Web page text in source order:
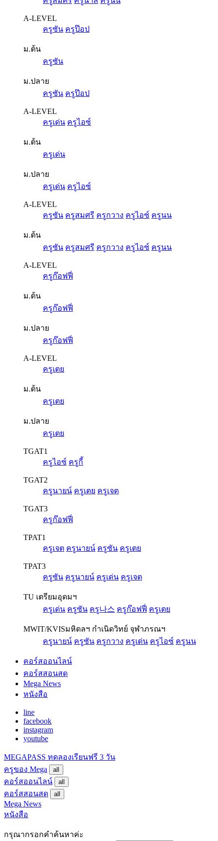
A-LEVEL
ครูซัน ครูป๊อป
ม.ต้น
ครูซัน
ม.ปลาย
ครูซัน ครูป๊อป
A-LEVEL
ครูเด่น ครูไอซ์
ม.ต้น
ครูเด่น
ม.ปลาย
ครูเด่น ครูไอซ์
A-LEVEL
ครูซัน ครูสมศรี ครูกวาง ครูไอซ์ ครูนน
ม.ต้น
ครูซัน ครูสมศรี ครูกวาง ครูไอซ์ ครูนน
A-LEVEL
ครูก๊อฟฟี่
ม.ต้น
ครูก๊อฟฟี่
ม.ปลาย
ครูก๊อฟฟี่
A-LEVEL
ครูเตย
ม.ต้น
ครูเตย
ม.ปลาย
ครูเตย
TGAT1
ครูไอซ์ ครูกี้
TGAT2
ครูนายน์ ครูเตย ครูเจต
TGAT3
ครูก๊อฟฟี่
TPAT1
ครูเจต ครูนายน์ ครูซัน ครูเตย
TPAT3
ครูซัน ครูนายน์ ครูเด่น ครูเจต
TU เตรียมอุดมฯ
ครูเด่น ครูซัน ครู나스 ครูก๊อฟฟี่ ครูเตย
MWIT/KVISมหิดลฯ กำเนิดวิทย์ จุฬาภรณฯ
ครูนายน์ ครูซัน ครูกวาง ครูเด่น ครูไอซ์ ครูนน
คอร์สออนไลน์
คอร์สสอนสด
Mega News
หนังสือ
line
facebook
instagram
youtube
MEGAPASS ทดลองเรียนฟรี 3 วัน
ครูของ Mega
all
คอร์สออนไลน์ all
คอร์สสอนสด all
Mega News
หนังสือ
กรุณากรอกคำค้นหาค่ะ